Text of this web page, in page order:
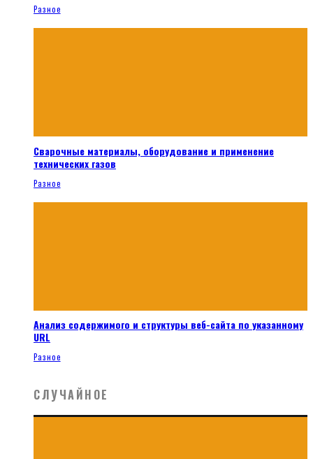
Разное
Сварочные материалы, оборудование и применение
технических газов
Разное
Анализ содержимого и структуры веб-сайта по указанному
URL
Разное
СЛУЧАЙНОЕ